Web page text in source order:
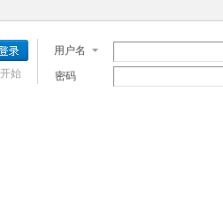
用户名
密码
始